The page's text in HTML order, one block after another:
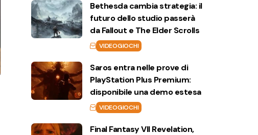
Bethesda cambia strategia: il
futuro dello studio passerà
da Fallout e The Elder Scrolls
VIDEOGIOCHI
Saros entra nelle prove di
PlayStation Plus Premium:
disponibile una demo estesa
VIDEOGIOCHI
Final Fantasy VII Revelation,